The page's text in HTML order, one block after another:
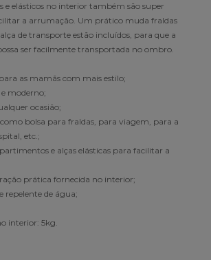
elásticos no interior também são super
a arrumação. Um prático muda fraldas
de transporte estão incluídos, para que a
ser facilmente transportada no ombro.
as mamãs com mais estilo;
moderno;
ocasião;
bolsa para fraldas, para viagem, para a
etc.;
e alças elásticas para facilitar a
prática fornecida no interior;
repelente de água;
interior: 5kg.